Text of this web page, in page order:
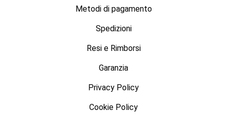
Metodi di pagamento
Spedizioni
Resi e Rimborsi
Garanzia
Privacy Policy
Cookie Policy